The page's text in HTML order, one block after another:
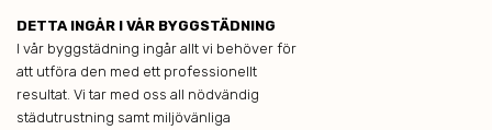
DETTA INGÅR I VÅR BYGGSTÄDNING
I vår byggstädning ingår allt vi behöver för
att utföra den med ett professionellt
resultat. Vi tar med oss all nödvändig
städutrustning samt miljövänliga